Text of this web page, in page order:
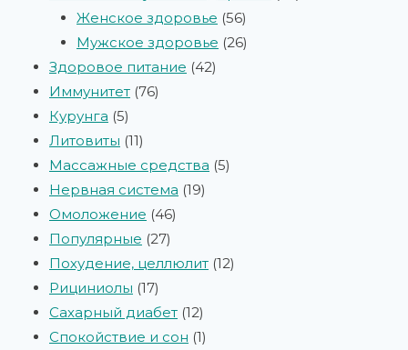
Женское здоровье 56
Мужское здоровье 26
Здоровое питание 42
Иммунитет 76
Курунга 5
Литовиты 11
Массажные средства 5
Нервная система 19
Омоложение 46
Популярные 27
Похудение, целлюлит 12
Рициниолы 17
Сахарный диабет 12
Спокойствие и сон 1